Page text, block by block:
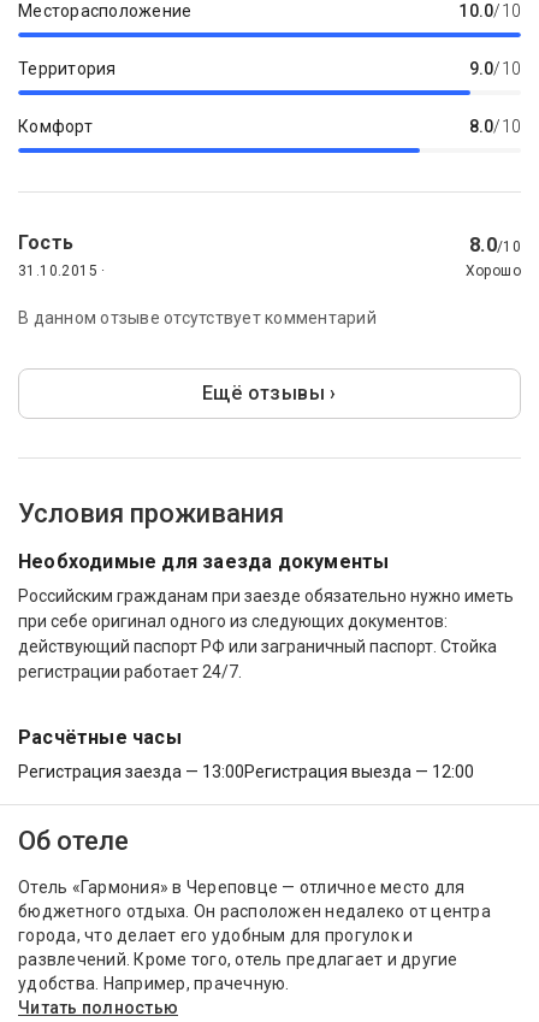
Месторасположение 10.0/10
Территория 9.0/10
Комфорт 8.0/10
Гость 8.0/10
31.10.2015 ·
Хорошо
В данном отзыве отсутствует комментарий
Ещё отзывы ›
Условия проживания
Необходимые для заезда документы
Российским гражданам при заезде обязательно нужно иметь
при себе оригинал одного из следующих документов:
действующий паспорт РФ или заграничный паспорт. Стойка
регистрации работает 24/7.
Расчётные часы
Регистрация заезда — 13:00Регистрация выезда — 12:00
Об отеле
Отель «Гармония» в Череповце — отличное место для
бюджетного отдыха. Он расположен недалеко от центра
города, что делает его удобным для прогулок и
развлечений. Кроме того, отель предлагает и другие
удобства. Например, прачечную.
Читать полностью